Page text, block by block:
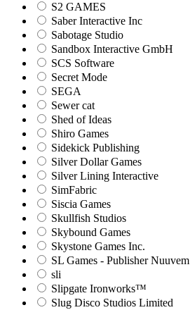
S2 GAMES
Saber Interactive Inc
Sabotage Studio
Sandbox Interactive GmbH
SCS Software
Secret Mode
SEGA
Sewer cat
Shed of Ideas
Shiro Games
Sidekick Publishing
Silver Dollar Games
Silver Lining Interactive
SimFabric
Siscia Games
Skullfish Studios
Skybound Games
Skystone Games Inc.
SL Games - Publisher Nuuvem
sli
Slipgate Ironworks™
Slug Disco Studios Limited